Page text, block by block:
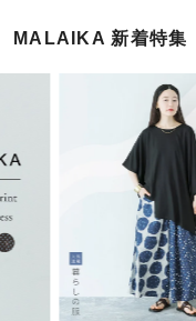
MALAIKA 新着特集